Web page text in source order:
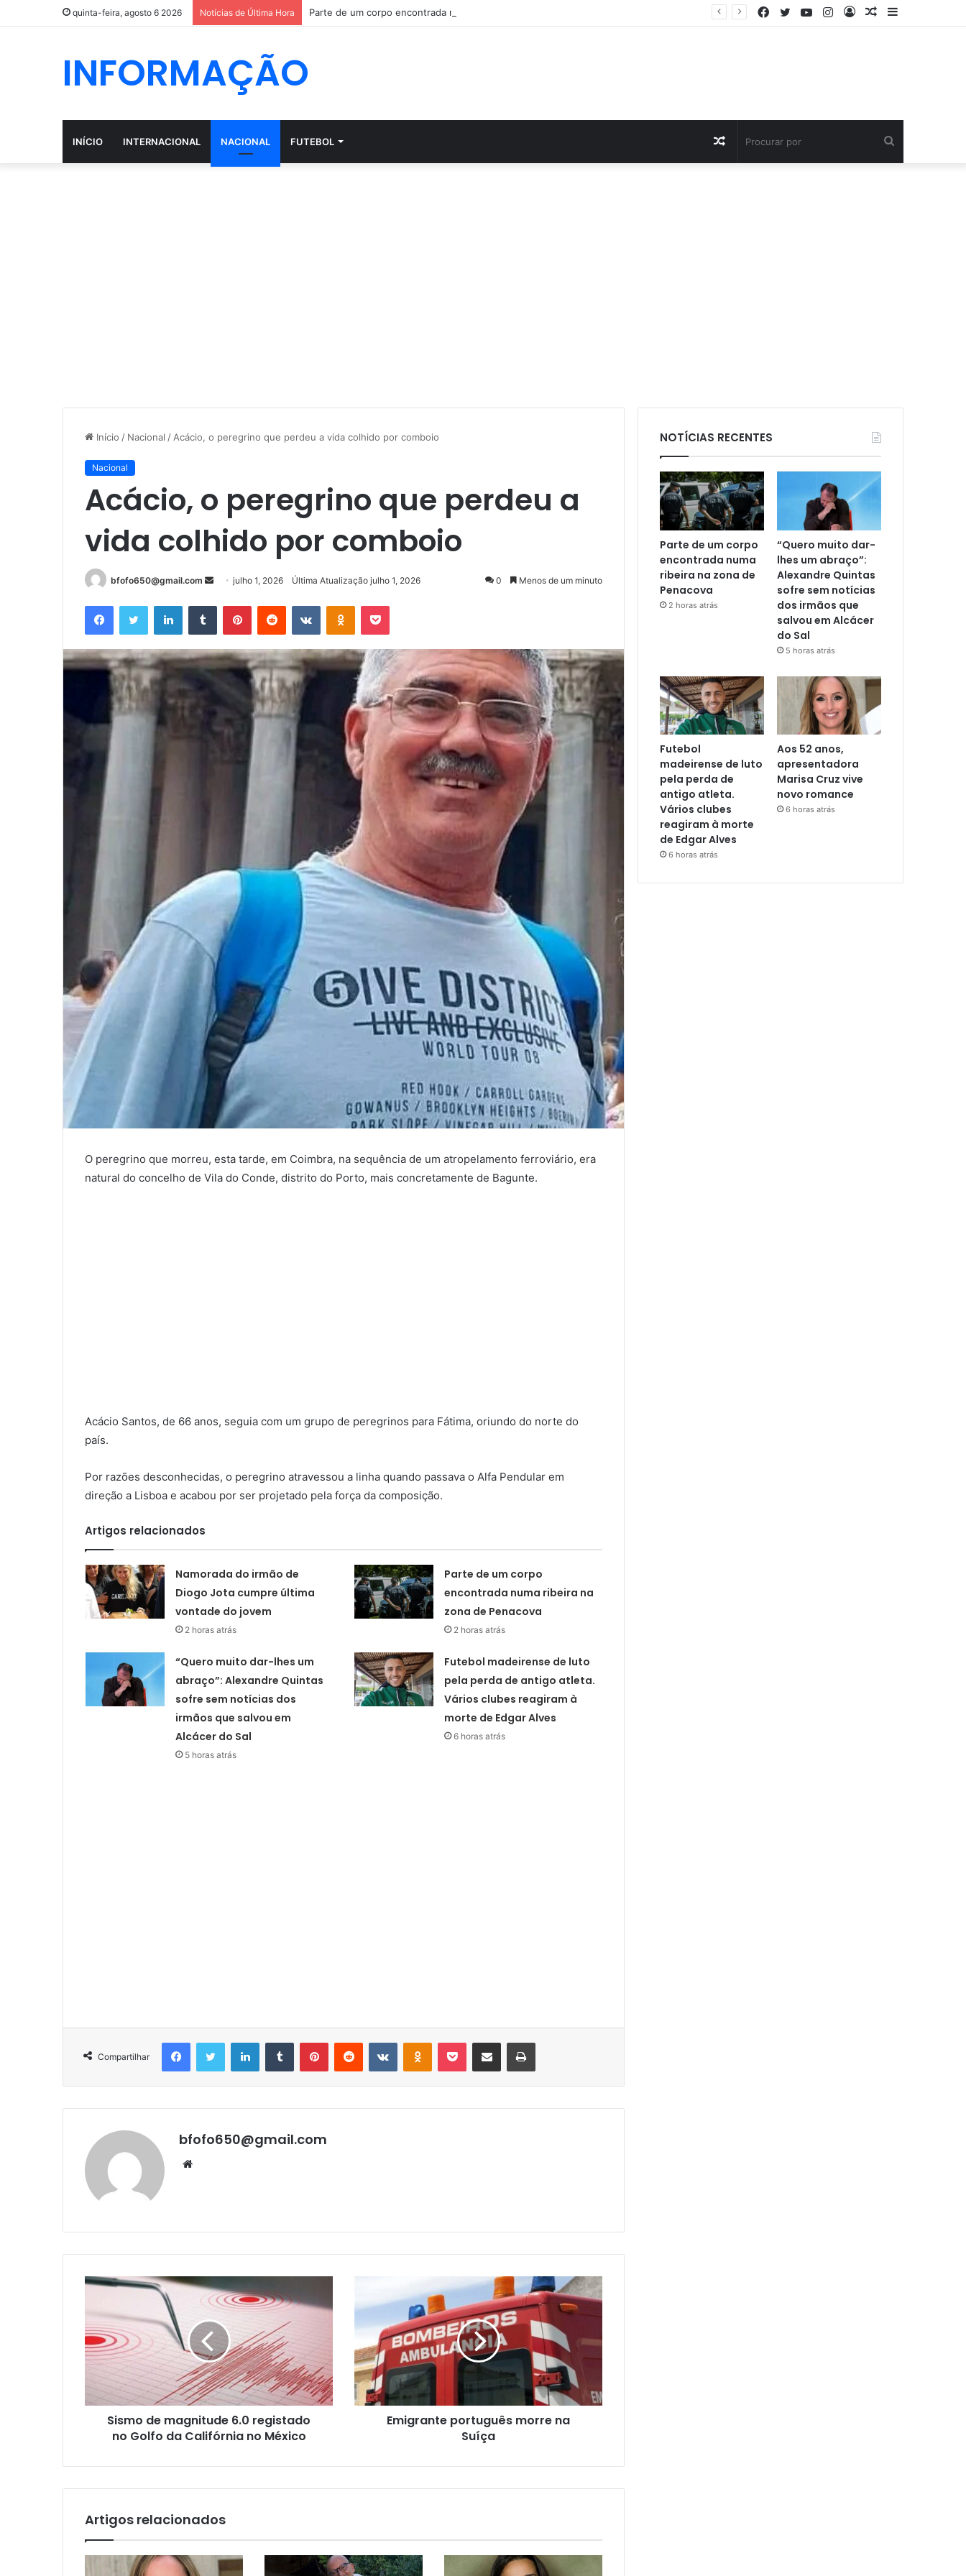
quinta-feira, agosto 6 2026 Notícias de Última Hora Parte de um corpo encontrada numa ribeira na zona de Penacova
Barra
Artigo
Entrar
Instagram
YouTube
Twitter
Facebook
INFORMAÇÃO
INÍCIO INTERNACIONAL NACIONAL FUTEBOL Artigo
Início / Nacional / Acácio, o peregrino que perdeu a vida colhido por comboio
Nacional
Acácio, o peregrino que perdeu a
vida colhido por comboio
bfofo650@gmail.com
Mande
mail
julho 1, 2026 Última Atualização julho 1, 2026 0 Menos de um minuto
FacebookTwitter LinkedinTumblr PinterestReddit VK OK Pocket
O peregrino que morreu, esta tarde, em Coimbra, na sequência de um atropelamento ferroviário, era
natural do concelho de Vila do Conde, distrito do Porto, mais concretamente de Bagunte.
Acácio Santos, de 66 anos, seguia com um grupo de peregrinos para Fátima, oriundo do norte do
país.
Por razões desconhecidas, o peregrino atravessou a linha quando passava o Alfa Pendular em
direção a Lisboa e acabou por ser projetado pela força da composição.
Artigos relacionados
Namorada do irmão de
Diogo Jota cumpre última
vontade do jovem
2 horas atrás
Parte de um corpo
encontrada numa ribeira na
zona de Penacova
2 horas atrás
“Quero muito dar-lhes um
abraço”: Alexandre Quintas
sofre sem notícias dos
irmãos que salvou em
Alcácer do Sal
5 horas atrás
Futebol madeirense de luto
pela perda de antigo atleta.
Vários clubes reagiram à
morte de Edgar Alves
6 horas atrás
Compartilhar
FacebookTwitter LinkedinTumblr PinterestReddit VK OK Pocket Compartilhar via e-mail Imprimir
bfofo650@gmail.com
Website
Sismo de magnitude 6.0 registado
no Golfo da Califórnia no México
Emigrante português morre na
Suíça
Artigos relacionados
NOTÍCIAS RECENTES
Parte de um corpo
encontrada numa
ribeira na zona de
Penacova
2 horas atrás
“Quero muito dar-
lhes um abraço”:
Alexandre Quintas
sofre sem notícias
dos irmãos que
salvou em Alcácer
do Sal
5 horas atrás
Futebol
madeirense de luto
pela perda de
antigo atleta.
Vários clubes
reagiram à morte
de Edgar Alves
6 horas atrás
Aos 52 anos,
apresentadora
Marisa Cruz vive
novo romance
6 horas atrás